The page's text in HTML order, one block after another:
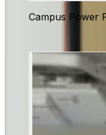
Campus Power